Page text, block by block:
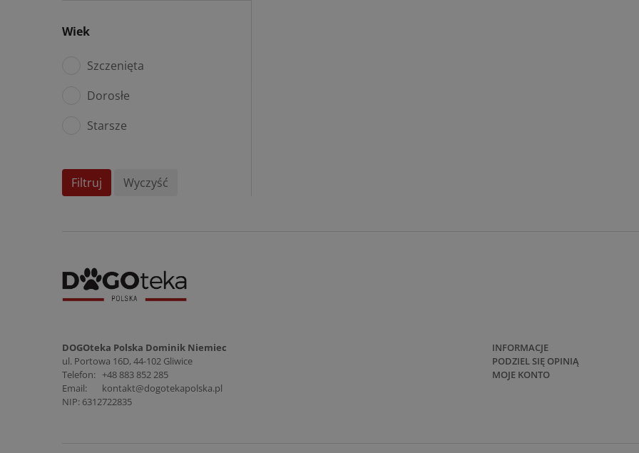
Wiek
Szczenięta
Dorosłe
Starsze
Filtruj Wyczyść
DOGOteka Polska Dominik Niemiec
ul. Portowa 16D, 44-102 Gliwice
Telefon: +48 883 852 285
Email:
kontakt@dogotekapolska.pl
NIP: 6312722835
INFORMACJE
PODZIEL SIĘ OPINIĄ
MOJE KONTO